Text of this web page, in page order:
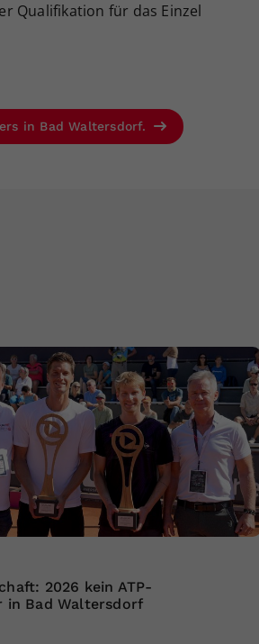
Qualifikation für das Einzel
in Bad Waltersdorf.
2026 kein ATP-
in Bad Waltersdorf